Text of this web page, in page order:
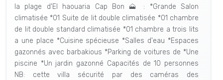
la plage d'El haouaria Cap Bon 🗻 : *Grande Salon
climatisée *01 Suite de lit double climatisée *01 chambre
de lit double standard climatisée *01 chambre a trois lits
a une place *Cuisine spécieuse *Salles d'eau *Espaces
gazonnés avec barbakious *Parking de voitures de *Une
piscine *Un jardin gazonné Capacités de 10 personnes
NB: cette villa sécurité par des caméras des